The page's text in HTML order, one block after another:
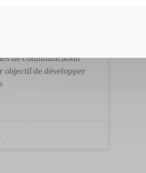
les relations
englobant les
sont un ensemble
de communication
objectif de développer